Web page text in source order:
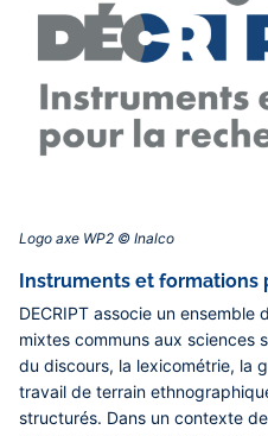
Logo axe WP2 © Inalco‎
Instruments et formations
DECRIPT associe un
mixtes communs aux sciences
du discours, la lexicométrie, la
travail de terrain
structurés. Dans un contexte